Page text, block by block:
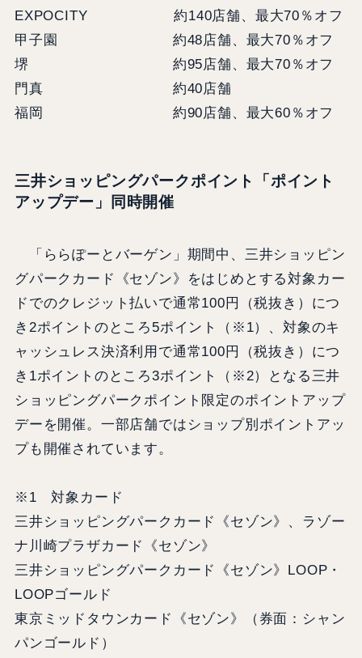
EXPOCITY 約140店舗、最大70％オフ
甲子園 約48店舗、最大70％オフ
堺 約95店舗、最大70％オフ
門真 約40店舗
福岡 約90店舗、最大60％オフ
三井ショッピングパークポイント「ポイント
アップデー」
同時開催
「ららぽーとバーゲン」期間中、三井ショッピン
グパークカード《セゾン》をはじめとする対象カー
ドでのクレジット払いで通常100円（税抜き）につ
き2ポイントのところ5ポイント（※1）、対象のキ
ャッシュレス決済利用で通常100円（税抜き）につ
き1ポイントのところ3ポイント（※2）となる三井
ショッピングパークポイント限定のポイントアップ
デーを開催。一部店舗ではショップ別ポイントアッ
プも開催されています。
※1 対象カード
三井ショッピングパークカード《セゾン》、ラゾー
ナ川崎プラザカード《セゾン》
三井ショッピングパークカード《セゾン》LOOP・
LOOPゴールド
東京ミッドタウンカード《セゾン》（券面：シャン
パンゴールド）